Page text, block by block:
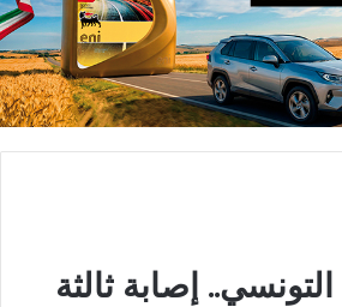
إصابة ثالثة